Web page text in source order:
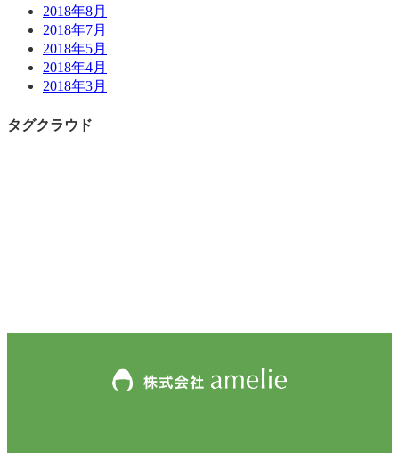
2018年8月
2018年7月
2018年5月
2018年4月
2018年3月
タグクラウド